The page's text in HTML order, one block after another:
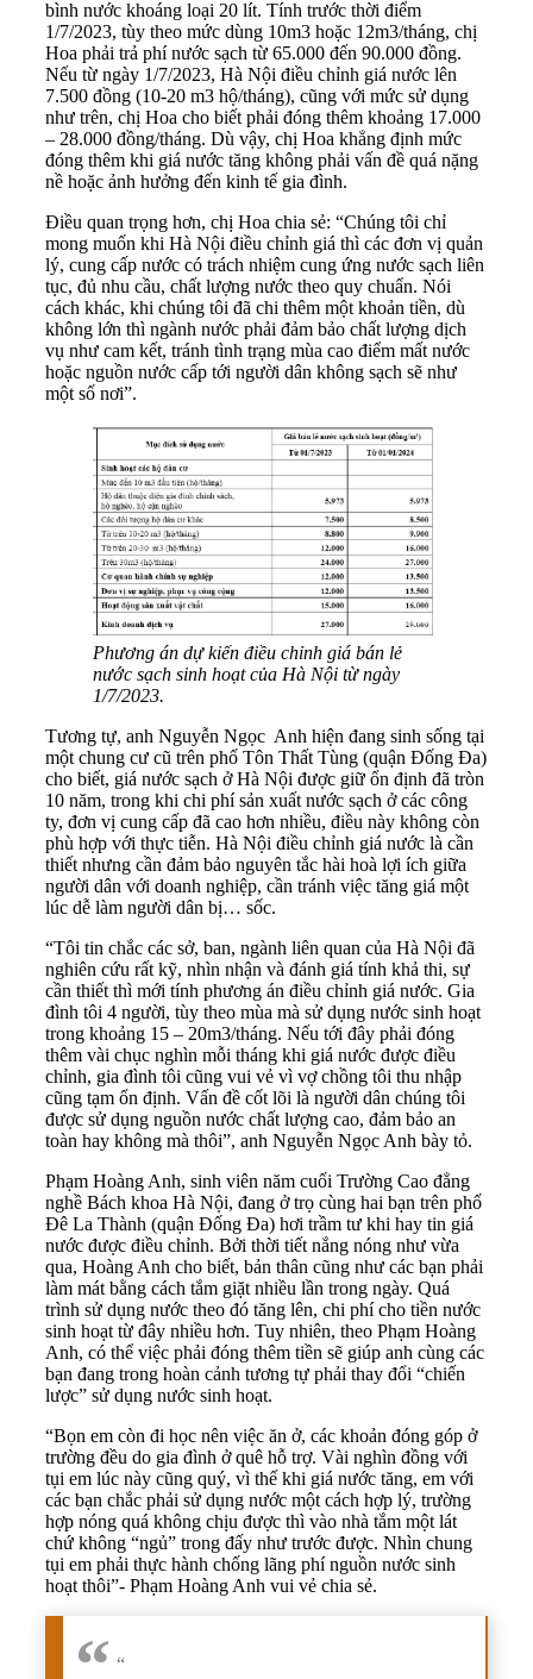
bình nước khoáng loại 20 lít. Tính trước thời điểm
1/7/2023, tùy theo mức dùng 10m3 hoặc 12m3/tháng, chị
Hoa phải trả phí nước sạch từ 65.000 đến 90.000 đồng.
Nếu từ ngày 1/7/2023, Hà Nội điều chỉnh giá nước lên
7.500 đồng (10-20 m3 hộ/tháng), cũng với mức sử dụng
như trên, chị Hoa cho biết phải đóng thêm khoảng 17.000
– 28.000 đồng/tháng. Dù vậy, chị Hoa khẳng định mức
đóng thêm khi giá nước tăng không phải vấn đề quá nặng
nề hoặc ảnh hưởng đến kinh tế gia đình.
Điều quan trọng hơn, chị Hoa chia sẻ: “Chúng tôi chỉ
mong muốn khi Hà Nội điều chỉnh giá thì các đơn vị quản
lý, cung cấp nước có trách nhiệm cung ứng nước sạch liên
tục, đủ nhu cầu, chất lượng nước theo quy chuẩn. Nói
cách khác, khi chúng tôi đã chi thêm một khoản tiền, dù
không lớn thì ngành nước phải đảm bảo chất lượng dịch
vụ như cam kết, tránh tình trạng mùa cao điểm mất nước
hoặc nguồn nước cấp tới người dân không sạch sẽ như
một số nơi”.
Phương án dự kiến điều chỉnh giá bán lẻ
nước sạch sinh hoạt của Hà Nội từ ngày
1/7/2023.
Tương tự, anh Nguyễn Ngọc Anh hiện đang sinh sống tại
một chung cư cũ trên phố Tôn Thất Tùng (quận Đống Đa)
cho biết, giá nước sạch ở Hà Nội được giữ ổn định đã tròn
10 năm, trong khi chi phí sản xuất nước sạch ở các công
ty, đơn vị cung cấp đã cao hơn nhiều, điều này không còn
phù hợp với thực tiễn. Hà Nội điều chỉnh giá nước là cần
thiết nhưng cần đảm bảo nguyên tắc hài hoà lợi ích giữa
người dân với doanh nghiệp, cần tránh việc tăng giá một
lúc dễ làm người dân bị… sốc.
“Tôi tin chắc các sở, ban, ngành liên quan của Hà Nội đã
nghiên cứu rất kỹ, nhìn nhận và đánh giá tính khả thi, sự
cần thiết thì mới tính phương án điều chỉnh giá nước. Gia
đình tôi 4 người, tùy theo mùa mà sử dụng nước sinh hoạt
trong khoảng 15 – 20m3/tháng. Nếu tới đây phải đóng
thêm vài chục nghìn mỗi tháng khi giá nước được điều
chỉnh, gia đình tôi cũng vui vẻ vì vợ chồng tôi thu nhập
cũng tạm ổn định. Vấn đề cốt lõi là người dân chúng tôi
được sử dụng nguồn nước chất lượng cao, đảm bảo an
toàn hay không mà thôi”, anh Nguyễn Ngọc Anh bày tỏ.
Phạm Hoàng Anh, sinh viên năm cuối Trường Cao đẳng
nghề Bách khoa Hà Nội, đang ở trọ cùng hai bạn trên phố
Đê La Thành (quận Đống Đa) hơi trầm tư khi hay tin giá
nước được điều chỉnh. Bởi thời tiết nắng nóng như vừa
qua, Hoàng Anh cho biết, bản thân cũng như các bạn phải
làm mát bằng cách tắm giặt nhiều lần trong ngày. Quá
trình sử dụng nước theo đó tăng lên, chi phí cho tiền nước
sinh hoạt từ đây nhiều hơn. Tuy nhiên, theo Phạm Hoàng
Anh, có thể việc phải đóng thêm tiền sẽ giúp anh cùng các
bạn đang trong hoàn cảnh tương tự phải thay đổi “chiến
lược” sử dụng nước sinh hoạt.
“Bọn em còn đi học nên việc ăn ở, các khoản đóng góp ở
trường đều do gia đình ở quê hỗ trợ. Vài nghìn đồng với
tụi em lúc này cũng quý, vì thế khi giá nước tăng, em với
các bạn chắc phải sử dụng nước một cách hợp lý, trường
hợp nóng quá không chịu được thì vào nhà tắm một lát
chứ không “ngủ” trong đấy như trước được. Nhìn chung
tụi em phải thực hành chống lãng phí nguồn nước sinh
hoạt thôi”- Phạm Hoàng Anh vui vẻ chia sẻ.
“